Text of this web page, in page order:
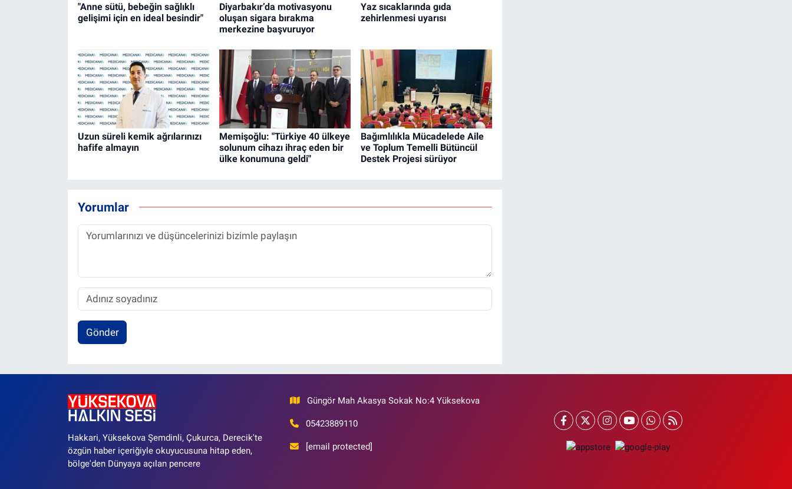
"Anne sütü, bebeğin sağlıklı
gelişimi için en ideal besindir"
Diyarbakır’da motivasyonu
oluşan sigara bırakma
merkezine başvuruyor
Yaz sıcaklarında gıda
zehirlenmesi uyarısı
Uzun süreli kemik ağrılarınızı
hafife almayın
Memişoğlu: "Türkiye 40 ülkeye
solunum cihazı ihraç eden bir
ülke konumuna geldi"
Bağımlılıkla Mücadelede Aile
ve Toplum Temelli Bütüncül
Destek Projesi sürüyor
Yorumlar
Gönder
Hakkari, Yüksekova Şemdinli, Çukurca, Derecik'te
özgün haber içeriğiyle okuyucusuna hitap eden,
bölge'den Dünyaya açılan pencere
Güngör Mah Akasya Sokak No:4 Yüksekova
05423889110
[email protected]